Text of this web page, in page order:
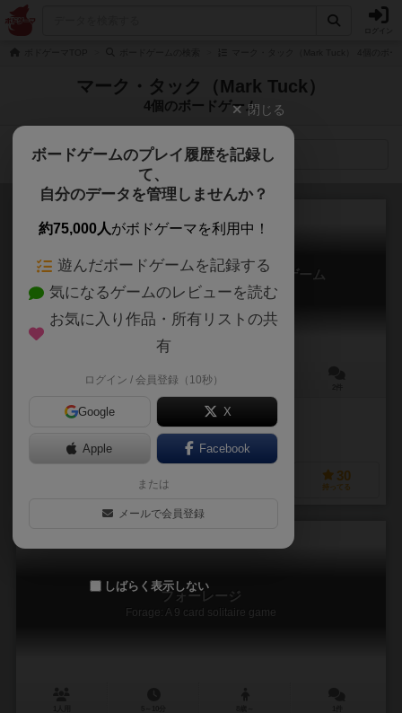
マーク・タック（Mark Tuck）
4個のボードゲーム
検索メニュー
オーチャード：9カードソリティアゲーム
Orchard: A 9 card solitaire game
5～10分
作品説明文の編集者を募集中
経験あり
30
持ってる
フォーレージ
Forage: A 9 card solitaire game
閉じる
ボードゲームのプレイ履歴を記録し
て、
自分のデータを管理しませんか？
約75,000人がボドゲーマを利用中！
遊んだボードゲームを記録する
気になるゲームのレビューを読む
お気に入り作品・所有リストの共
有
ログイン / 会員登録（10秒）
Google X
Apple Facebook
または
メールで会員登録
しばらく表示しない